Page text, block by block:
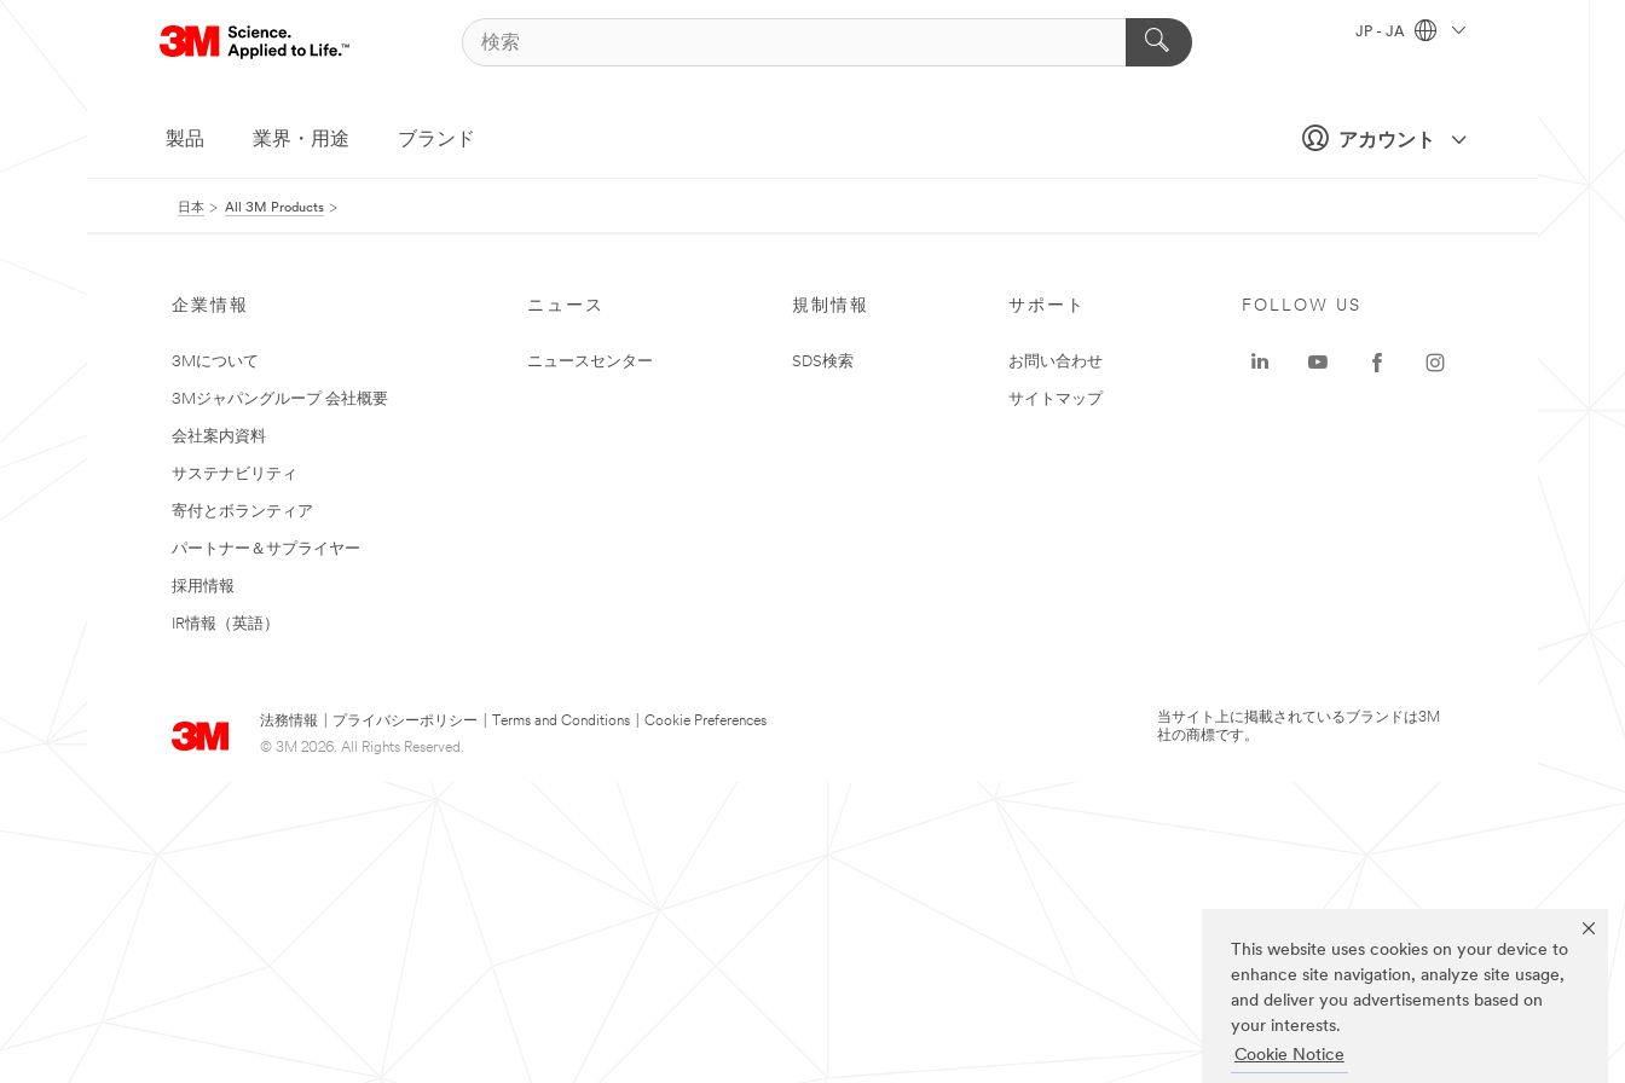
This website uses cookies on your device to
enhance site navigation, analyze site usage,
and deliver you advertisements based on
your interests.
Cookie Notice
アカウント
JP - JA
製品 業界・用途 ブランド
日本 All 3M Products
企業情報
3Mについて
3Mジャパングループ 会社概要
会社案内資料
サステナビリティ
寄付とボランティア
パートナー＆サプライヤー
採用情報
IR情報（英語）
ニュース
ニュースセンター
規制情報
SDS検索
サポート
お問い合わせ
サイトマップ
法務情報 プライバシーポリシー Terms and Conditions
Cookie Preferences
© 3M 2026. All Rights Reserved.
FOLLOW US
当サイト上に掲載されているブランドは3M
社の商標です。